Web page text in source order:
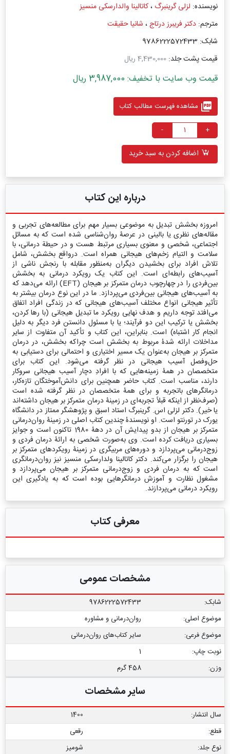
نویسنده: لزلی گرینبرگ ،کاتالینا والدارسکی منسیز
مترجم: دکتر فریبرز درتاج، شانیا حقیقت
شابک: 9786222572433
قیمت پشت جلد: 4,430,000 ریال
قیمت وب سایت با تخفیف: 3,987,000 ریال
picture_as_pdf مشاهده فهرست مطالب کتاب
+
-
اضافه کردن به سبد خرید
درباره این کتاب
امروزه بخشش تبدیل به موضوعی بسیار مهم برای مطالعه‌های تجربی و
مقاله‌های نظری یا بالینی در عرصۀ روان‌شناسی شده است که به مسائل
اجتماعی، شخصی و معنوی بسیاری مرتبط هست و در حیطة درمانی، با
سلامت و التیام زخم‌های هیجانی همراه است. درواقع بخشش، شامل
تلاش افراد برای بخشیدن دیگران به‌منظور مقابله با رنجش ناشی از
آسیب‌های رابطه‌ای است. این کتاب یک رویکرد درمانی به بخشش
بین‌فردی را در چهارچوب درمان متمرکز بر هیجان‌ (EFT) ارائه می‌دهد که
به آسیب‌های هیجانی بین‌فردی می‌پردازد. ما در این نوع درمان بیشتر به
تأثیر هیجانی انواع مختلف آسیب‌های هیجانی که در زندگی افراد اتفاق
می‌افتد توجه داریم و هدف نهایی رویکرد ما تبدیل هیجانی (با رها کردن،
بخشش یا ترکیب این دو فرآیند؛ یا با مسئول دانستن فرد دیگر به دلیل
انجام کار اشتباه) است. بنابراین، این کتاب و تأکید آن متفاوت از سایر
مداخلات ارائه ‌شدۀ مربوط به بخشش است چراکه بخشش، در درمان
متمرکز بر هیجان‌ به‌عنوان یک مسیر اختیاری و احتمالی برای دستیابی به
حل‌و‌فصل آسیب‌ هیجانی در نظر گرفته می‌شود. این کتاب برای
متخصصان در همۀ زمینه‌هایی که با افرادِ دچار آسیب هیجانی سروکار
دارند، مناسب است. کتاب حاضر همچنین برای دانش‌آموختگان تازه‌کار،
درمانگرهای باتجربه و برای همۀ متخصصان در نظر گرفته شده است
(صرف‌نظر از اینکه قبلاً تجربه‌ای در زمینۀ درمان متمرکز بر هیجان‌ داشته‌اند
یا خیر). دکتر لزلی اس. گرینبرگ استاد اسبق و پژوهشگر ممتاز در دانشگاه
یورک در تورنتو است. او نویسندۀ چندین کتاب اصلی در زمینۀ روان‌درمانی
متمرکز بر هیجان‌ از بدو پیدایش آن در دهۀ 1980 تاکنون است و جوایز
بسیاری دریافت کرده است. وی به‌صورت شخصی به ارائۀ درمان فردی و
زوج‌درمانی می‌پردازد و دوره‌های مربیگری در زمینۀ رویکردهای متمرکز بر
هیجان‌ را برگزار می‌کند. دکتر کاتالینا ولدارسکی منسیز نیز روان‌درمانگری
است که به درمان فردی و زوج‌درمانی متمرکز بر هیجان می‌پردازد و
مشغول نظارت و آموزش درمانگرهایی بوده است که به یادگیری این
رویکرد درمانی می‌پردازند.
معرفی کتاب
مشخصات عمومی
شابک:
9786222572433
موضوع اصلی:
روان‌درمانی و مشاوره
موضوع فرعی:
سایر کتاب‏‌های روان‌درمانی
نوبت چاپ:
1
وزن:
458 گرم
سایر مشخصات
سال انتشار:
1400
قطع:
رقعی
نوع جلد:
شومیز